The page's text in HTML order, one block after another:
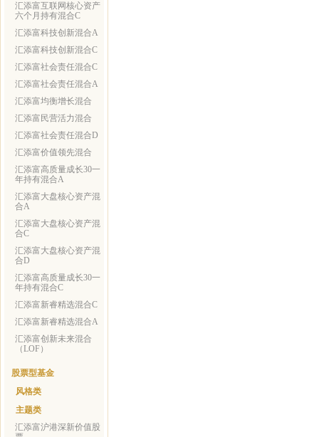
汇添富互联网核心资产
六个月持有混合C
汇添富科技创新混合A
汇添富科技创新混合C
汇添富社会责任混合C
汇添富社会责任混合A
汇添富均衡增长混合
汇添富民营活力混合
汇添富社会责任混合D
汇添富价值领先混合
汇添富高质量成长30一
年持有混合A
汇添富大盘核心资产混
合A
汇添富大盘核心资产混
合C
汇添富大盘核心资产混
合D
汇添富高质量成长30一
年持有混合C
汇添富新睿精选混合C
汇添富新睿精选混合A
汇添富创新未来混合
（LOF）
股票型基金
风格类
主题类
汇添富沪港深新价值股